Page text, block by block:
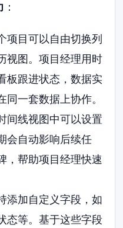
：
项目可以自由切换列
视图。项目经理用时
板跟进状态，数据实
一套数据上协作。
间线视图中可以设置
会自动影响后续任
，帮助项目经理快速
添加自定义字段，如
态等。基于这些字段